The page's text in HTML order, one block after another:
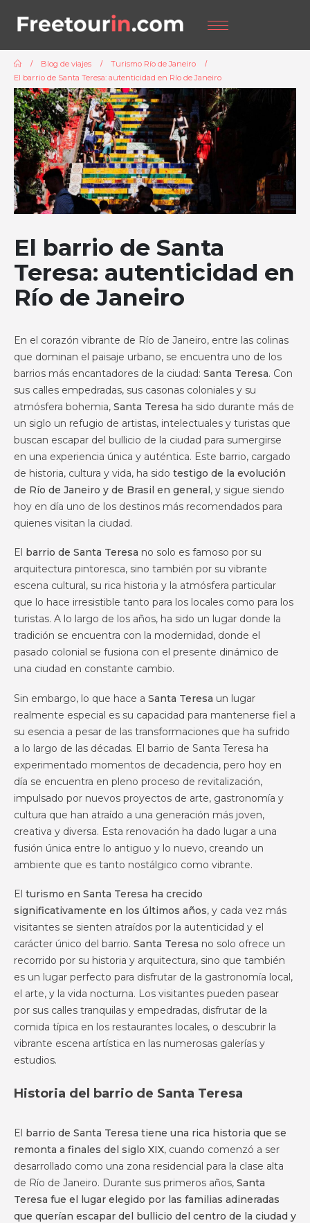
Blog de viajes
Turismo Río de Janeiro
El barrio de Santa Teresa: autenticidad en Río de Janeiro
El barrio de Santa
Teresa: autenticidad en
Río de Janeiro
En el corazón vibrante de Río de Janeiro, entre las colinas
que dominan el paisaje urbano, se encuentra uno de los
barrios más encantadores de la ciudad: Santa Teresa. Con
sus calles empedradas, sus casonas coloniales y su
atmósfera bohemia, Santa Teresa ha sido durante más de
un siglo un refugio de artistas, intelectuales y turistas que
buscan escapar del bullicio de la ciudad para sumergirse
en una experiencia única y auténtica. Este barrio, cargado
de historia, cultura y vida, ha sido testigo de la evolución
de Río de Janeiro y de Brasil en general, y sigue siendo
hoy en día uno de los destinos más recomendados para
quienes visitan la ciudad.
El barrio de Santa Teresa no solo es famoso por su
arquitectura pintoresca, sino también por su vibrante
escena cultural, su rica historia y la atmósfera particular
que lo hace irresistible tanto para los locales como para los
turistas. A lo largo de los años, ha sido un lugar donde la
tradición se encuentra con la modernidad, donde el
pasado colonial se fusiona con el presente dinámico de
una ciudad en constante cambio.
Sin embargo, lo que hace a Santa Teresa un lugar
realmente especial es su capacidad para mantenerse fiel a
su esencia a pesar de las transformaciones que ha sufrido
a lo largo de las décadas. El barrio de Santa Teresa ha
experimentado momentos de decadencia, pero hoy en
día se encuentra en pleno proceso de revitalización,
impulsado por nuevos proyectos de arte, gastronomía y
cultura que han atraído a una generación más joven,
creativa y diversa. Esta renovación ha dado lugar a una
fusión única entre lo antiguo y lo nuevo, creando un
ambiente que es tanto nostálgico como vibrante.
El turismo en Santa Teresa ha crecido
significativamente en los últimos años, y cada vez más
visitantes se sienten atraídos por la autenticidad y el
carácter único del barrio. Santa Teresa no solo ofrece un
recorrido por su historia y arquitectura, sino que también
es un lugar perfecto para disfrutar de la gastronomía local,
el arte, y la vida nocturna. Los visitantes pueden pasear
por sus calles tranquilas y empedradas, disfrutar de la
comida típica en los restaurantes locales, o descubrir la
vibrante escena artística en las numerosas galerías y
estudios.
Historia del barrio de Santa Teresa
El barrio de Santa Teresa tiene una rica historia que se
remonta a finales del siglo XIX, cuando comenzó a ser
desarrollado como una zona residencial para la clase alta
de Río de Janeiro. Durante sus primeros años, Santa
Teresa fue el lugar elegido por las familias adineradas
que querían escapar del bullicio del centro de la ciudad y